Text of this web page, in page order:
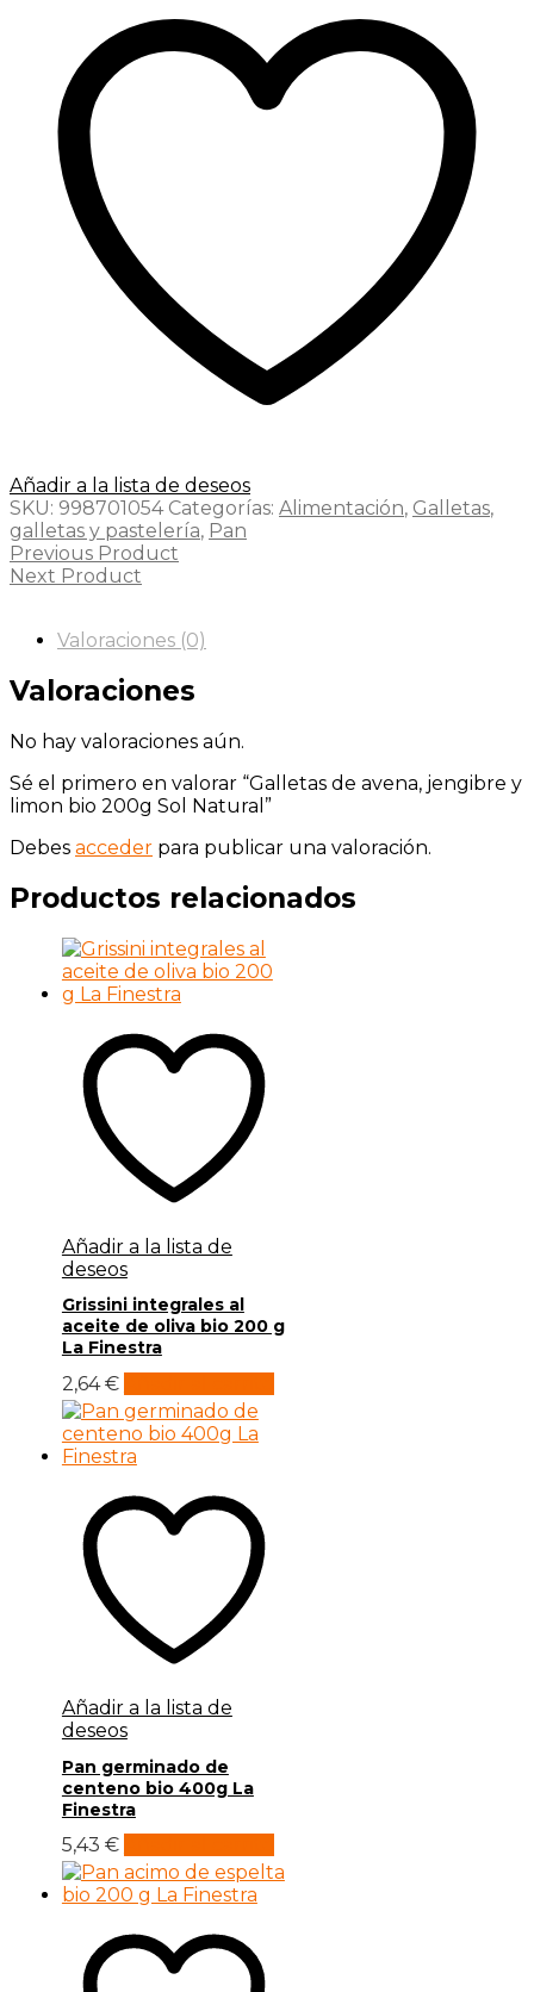
Añadir a la lista de deseos
SKU: 998701054 Categorías: Alimentación, Galletas,
galletas y pastelería, Pan
Previous Product
Next Product
Valoraciones (0)
Valoraciones
No hay valoraciones aún.
Sé el primero en valorar “Galletas de avena, jengibre y
limon bio 200g Sol Natural”
Debes acceder para publicar una valoración.
Productos relacionados
Añadir a la lista de
deseos
Grissini integrales al
aceite de oliva bio 200 g
La Finestra
2,64€
Añadir a la lista de
deseos
Pan germinado de
centeno bio 400g La
Finestra
5,43 €